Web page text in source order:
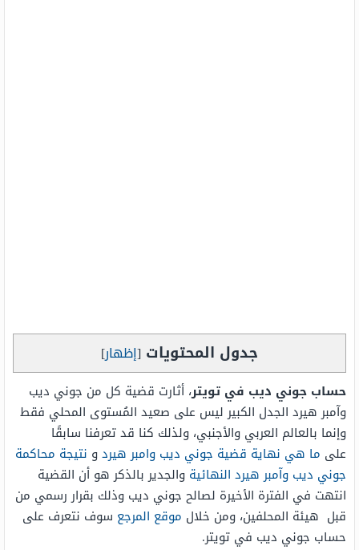
جدول المحتويات [إظهار]
حساب جوني ديب في تويتر، أثارت قضية كل من جوني ديب
وآمبر هيرد الجدل الكبير ليس على صعيد المُستوى المحلي فقط
وإنما بالعالم العربي والأجنبي، ولذلك كنا قد تعرفنا سابقًا
على ما هي نهاية قضية جوني ديب وامبر هيردو نتيجة محاكمة
جوني ديب وآمبر هيرد النهائية والجدير بالذكر هو أن القضية
انتهت في الفترة الأخيرة لصالح جوني ديب وذلك بقرار رسمي من
قبل هيئة المحلفين، ومن خلال موقع المرجع سوف نتعرف على
حساب جوني ديب في تويتر.